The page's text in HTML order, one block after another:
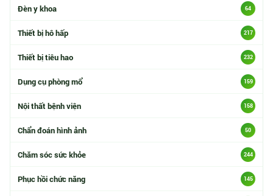
Đèn y khoa 64
Thiết bị hô hấp 217
Thiết bị tiêu hao 232
Dụng cụ phòng mổ 159
Nội thất bệnh viện 158
Chẩn đoán hình ảnh 50
Chăm sóc sức khỏe 244
Phục hồi chức năng 145